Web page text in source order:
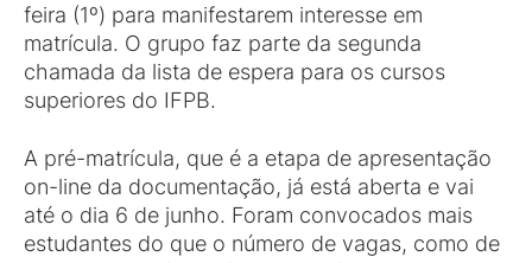
feira (1º) para manifestarem interesse em
matrícula. O grupo faz parte da segunda
chamada da lista de espera para os cursos
superiores do IFPB.
A pré-matrícula, que é a etapa de apresentação
on-line da documentação, já está aberta e vai
até o dia 6 de junho. Foram convocados mais
estudantes do que o número de vagas, como de